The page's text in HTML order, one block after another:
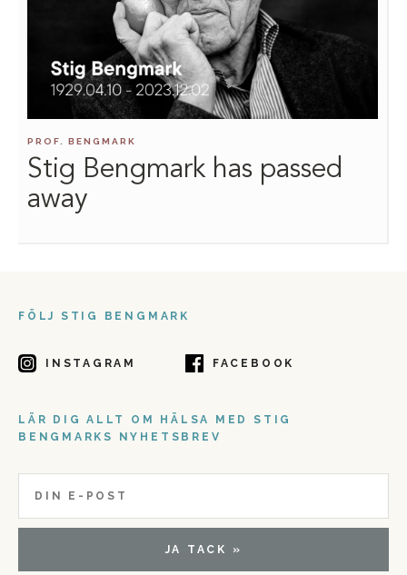
PROF. BENGMARK
Stig Bengmark has passed
away
FÖLJ STIG BENGMARK
INSTAGRAM FACEBOOK
LÄR DIG ALLT OM HÄLSA MED STIG
BENGMARKS NYHETSBREV
JA TACK »